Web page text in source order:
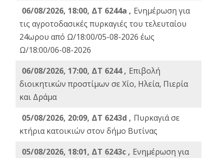
06/08/2026, 18:00, ΔΤ 6244a , Ενημέρωση για
τις αγροτοδασικές πυρκαγιές του τελευταίου
24ωρου από Ω/18:00/05-08-2026 έως
Ω/18:00/06-08-2026
06/08/2026, 17:00, ΔΤ 6244 , Επιβολή
διοικητικών προστίμων σε Χίο, Ηλεία, Πιερία
και Δράμα
05/08/2026, 20:09, ΔΤ 6243d , Πυρκαγιά σε
κτήρια κατοικιών στον δήμο Βυτίνας
05/08/2026, 18:01, ΔΤ 6243c , Ενημέρωση για